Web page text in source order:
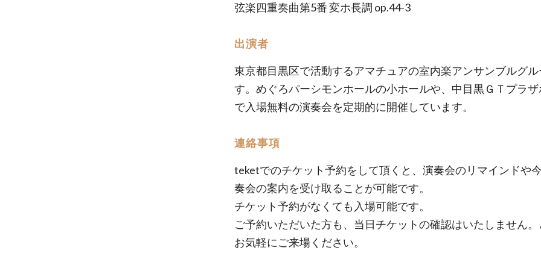
弦楽四重奏曲第5番 変ホ長調 op.44-3
出演者
東京都目黒区で活動するアマチュアの室内楽アンサンブルグ
す。めぐろパーシモンホールの小ホールや、中目黒ＧＴプラ
で入場無料の演奏会を定期的に開催しています。
連絡事項
teketでのチケット予約をして頂くと、演奏会のリマインドや
奏会の案内を受け取ることが可能です。
チケット予約がなくても入場可能です。
ご予約いただいた方も、当日チケットの確認はいたしません
お気軽にご来場ください。